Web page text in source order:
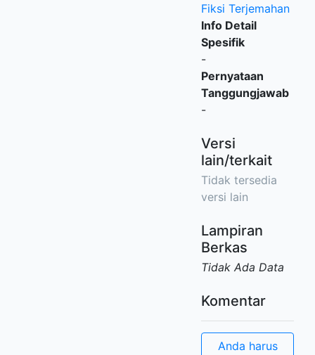
Fiksi Terjemahan
Info Detail
Spesifik
-
Pernyataan
Tanggungjawab
-
Versi
lain/terkait
Tidak tersedia
versi lain
Lampiran
Berkas
Tidak Ada Data
Komentar
Anda harus